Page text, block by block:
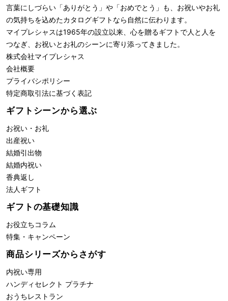
言葉にしづらい「ありがとう」や「おめでとう」も、お祝いやお礼
の気持ちを込めたカタログギフトなら自然に伝わります。
マイプレシャスは1965年の設立以来、心を贈るギフトで人と人を
つなぎ、お祝いとお礼のシーンに寄り添ってきました。
株式会社マイプレシャス
会社概要
プライバシポリシー
特定商取引法に基づく表記
ギフトシーンから選ぶ
お祝い・お礼
出産祝い
結婚引出物
結婚内祝い
香典返し
法人ギフト
ギフトの基礎知識
お役立ちコラム
特集・キャンペーン
商品シリーズからさがす
内祝い専用
ハンディセレクト プラチナ
おうちレストラン